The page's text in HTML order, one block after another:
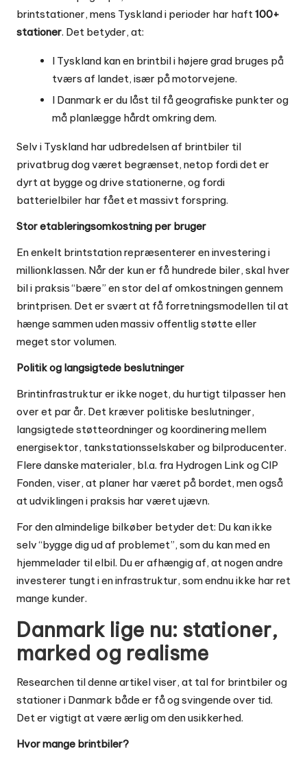
brintstationer, mens Tyskland i perioder har haft100+
stationer. Det betyder, at:
I Tyskland kan en brintbil i højere grad bruges på
tværs af landet, især på motorvejene.
I Danmark er du låst til få geografiske punkter og
må planlægge hårdt omkring dem.
Selv i Tyskland har udbredelsen af brintbiler til
privatbrug dog været begrænset, netop fordi det er
dyrt at bygge og drive stationerne, og fordi
batterielbiler har fået et massivt forspring.
Stor etableringsomkostning per bruger
En enkelt brintstation repræsenterer en investering i
millionklassen. Når der kun er få hundrede biler, skal hver
bil i praksis “bære” en stor del af omkostningen gennem
brintprisen. Det er svært at få forretningsmodellen til at
hænge sammen uden massiv offentlig støtte eller
meget stor volumen.
Politik og langsigtede beslutninger
Brintinfrastruktur er ikke noget, du hurtigt tilpasser hen
over et par år. Det kræver politiske beslutninger,
langsigtede støtteordninger og koordinering mellem
energisektor, tankstationsselskaber og bilproducenter.
Flere danske materialer, bl.a. fra Hydrogen Link og CIP
Fonden, viser, at planer har været på bordet, men også
at udviklingen i praksis har været ujævn.
For den almindelige bilkøber betyder det: Du kan ikke
selv “bygge dig ud af problemet”, som du kan med en
hjemmelader til elbil. Du er afhængig af, at nogen andre
investerer tungt i en infrastruktur, som endnu ikke har ret
mange kunder.
Danmark lige nu: stationer,
marked og realisme
Researchen til denne artikel viser, at tal for brintbiler og
stationer i Danmark både er få og svingende over tid.
Det er vigtigt at være ærlig om den usikkerhed.
Hvor mange brintbiler?